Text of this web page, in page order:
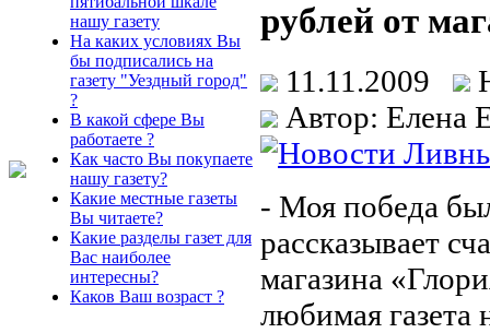
нашу газету
На каких условиях Вы
бы подписались на
газету "Уездный город"
?
В какой сфере Вы
работаете ?
Как часто Вы покупаете
нашу газету?
Какие местные газеты
Вы читаете?
Какие разделы газет для
Вас наиболее
интересны?
Каков Ваш возраст ?
рублей от
11.11.2009
Автор: Елена
- Моя победа
рассказывает
магазина
любимая газета